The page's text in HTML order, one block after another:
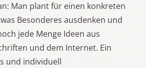
Man plant für einen konkreten
Besonderes ausdenken und
jede Menge Ideen aus
und dem Internet. Ein
und individuell